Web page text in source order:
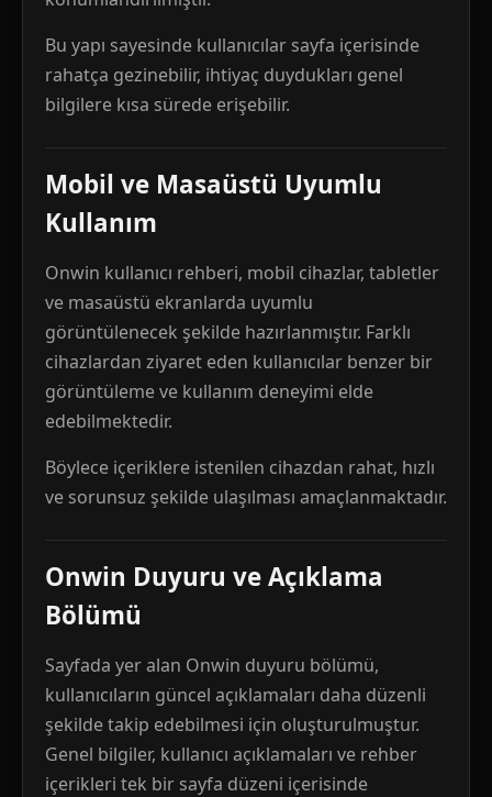
Bu yapı sayesinde kullanıcılar sayfa içerisinde
rahatça gezinebilir, ihtiyaç duydukları genel
bilgilere kısa sürede erişebilir.
Mobil ve Masaüstü Uyumlu
Kullanım
Onwin kullanıcı rehberi, mobil cihazlar, tabletler
ve masaüstü ekranlarda uyumlu
görüntülenecek şekilde hazırlanmıştır. Farklı
cihazlardan ziyaret eden kullanıcılar benzer bir
görüntüleme ve kullanım deneyimi elde
edebilmektedir.
Böylece içeriklere istenilen cihazdan rahat, hızlı
ve sorunsuz şekilde ulaşılması amaçlanmaktadır.
Onwin Duyuru ve Açıklama
Bölümü
Sayfada yer alan Onwin duyuru bölümü,
kullanıcıların güncel açıklamaları daha düzenli
şekilde takip edebilmesi için oluşturulmuştur.
Genel bilgiler, kullanıcı açıklamaları ve rehber
içerikleri tek bir sayfa düzeni içerisinde